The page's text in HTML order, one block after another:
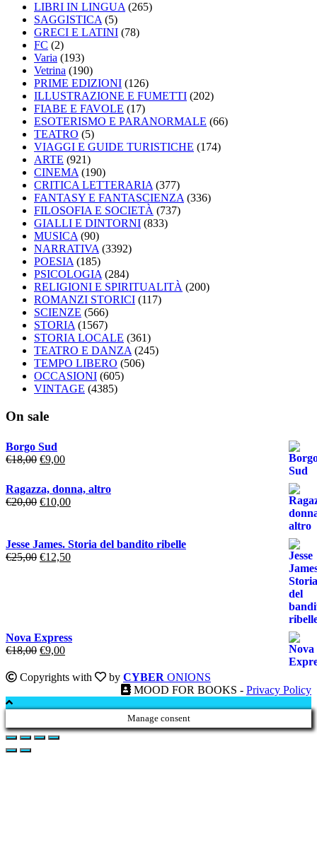
LIBRI IN LINGUA (265)
SAGGISTICA (5)
GRECI E LATINI (78)
FC (2)
Varia (193)
Vetrina (190)
PRIME EDIZIONI (126)
ILLUSTRAZIONE E FUMETTI (202)
FIABE E FAVOLE (17)
ESOTERISMO E PARANORMALE (66)
TEATRO (5)
VIAGGI E GUIDE TURISTICHE (174)
ARTE (921)
CINEMA (190)
CRITICA LETTERARIA (377)
FANTASY E FANTASCIENZA (336)
FILOSOFIA E SOCIETÀ (737)
GIALLI E DINTORNI (833)
MUSICA (90)
NARRATIVA (3392)
POESIA (185)
PSICOLOGIA (284)
RELIGIONI E SPIRITUALITÀ (200)
ROMANZI STORICI (117)
SCIENZE (566)
STORIA (1567)
STORIA LOCALE (361)
TEATRO E DANZA (245)
TEMPO LIBERO (506)
OCCASIONI (605)
VINTAGE (4385)
On sale
Borgo Sud
€18,00 Il
originale
era:
€18,00.
€9,00Il
è:
€9,00.
Ragazza, donna, altro
€20,00 Il
€20,00.
€10,00Il
è:
€10,00.
Jesse James. Storia del bandito ribelle
€25,00 Il
€12,50Il
Nova Express
€18,00 Il
originale
€18,00.
€9,00Il
attuale
€9,00.
Copyrights with by CYBER ONIONS
MOOD FOR BOOKS - Privacy Policy
Manage consent